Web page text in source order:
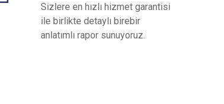
Sizlere en hızlı hizmet garantisi
ile birlikte detaylı birebir
anlatımlı rapor sunuyoruz.